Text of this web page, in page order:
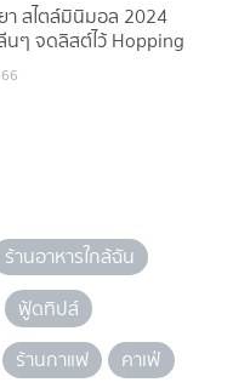
า สไตล์มินิมอล 2024
ๆ จดลิสต์ไว้ Hopping
ร้านอาหารใกล้ฉัน
ฟู้ดทิปส์
ร้านกาแฟ คาเฟ่